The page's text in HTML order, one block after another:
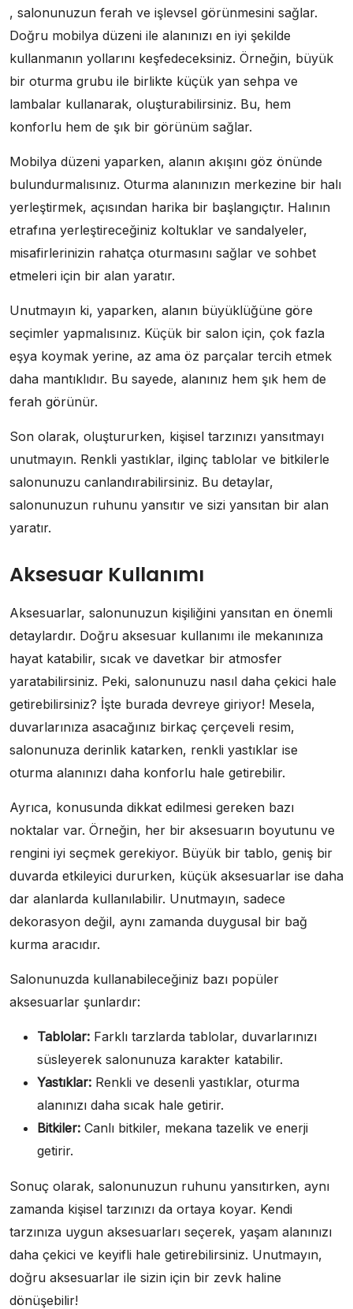
, salonunuzun ferah ve işlevsel görünmesini sağlar.
Doğru mobilya düzeni ile alanınızı en iyi şekilde
kullanmanın yollarını keşfedeceksiniz. Örneğin, büyük
bir oturma grubu ile birlikte küçük yan sehpa ve
lambalar kullanarak, oluşturabilirsiniz. Bu, hem
konforlu hem de şık bir görünüm sağlar.
Mobilya düzeni yaparken, alanın akışını göz önünde
bulundurmalısınız. Oturma alanınızın merkezine bir halı
yerleştirmek, açısından harika bir başlangıçtır. Halının
etrafına yerleştireceğiniz koltuklar ve sandalyeler,
misafirlerinizin rahatça oturmasını sağlar ve sohbet
etmeleri için bir alan yaratır.
Unutmayın ki, yaparken, alanın büyüklüğüne göre
seçimler yapmalısınız. Küçük bir salon için, çok fazla
eşya koymak yerine, az ama öz parçalar tercih etmek
daha mantıklıdır. Bu sayede, alanınız hem şık hem de
ferah görünür.
Son olarak, oluştururken, kişisel tarzınızı yansıtmayı
unutmayın. Renkli yastıklar, ilginç tablolar ve bitkilerle
salonunuzu canlandırabilirsiniz. Bu detaylar,
salonunuzun ruhunu yansıtır ve sizi yansıtan bir alan
yaratır.
Aksesuar Kullanımı
Aksesuarlar, salonunuzun kişiliğini yansıtan en önemli
detaylardır. Doğru aksesuar kullanımı ile mekanınıza
hayat katabilir, sıcak ve davetkar bir atmosfer
yaratabilirsiniz. Peki, salonunuzu nasıl daha çekici hale
getirebilirsiniz? İşte burada devreye giriyor! Mesela,
duvarlarınıza asacağınız birkaç çerçeveli resim,
salonunuza derinlik katarken, renkli yastıklar ise
oturma alanınızı daha konforlu hale getirebilir.
Ayrıca, konusunda dikkat edilmesi gereken bazı
noktalar var. Örneğin, her bir aksesuarın boyutunu ve
rengini iyi seçmek gerekiyor. Büyük bir tablo, geniş bir
duvarda etkileyici dururken, küçük aksesuarlar ise daha
dar alanlarda kullanılabilir. Unutmayın, sadece
dekorasyon değil, aynı zamanda duygusal bir bağ
kurma aracıdır.
Salonunuzda kullanabileceğiniz bazı popüler
aksesuarlar şunlardır:
Tablolar: Farklı tarzlarda tablolar, duvarlarınızı
süsleyerek salonunuza karakter katabilir.
Yastıklar: Renkli ve desenli yastıklar, oturma
alanınızı daha sıcak hale getirir.
Bitkiler: Canlı bitkiler, mekana tazelik ve enerji
getirir.
Sonuç olarak, salonunuzun ruhunu yansıtırken, aynı
zamanda kişisel tarzınızı da ortaya koyar. Kendi
tarzınıza uygun aksesuarları seçerek, yaşam alanınızı
daha çekici ve keyifli hale getirebilirsiniz. Unutmayın,
doğru aksesuarlar ile sizin için bir zevk haline
dönüşebilir!